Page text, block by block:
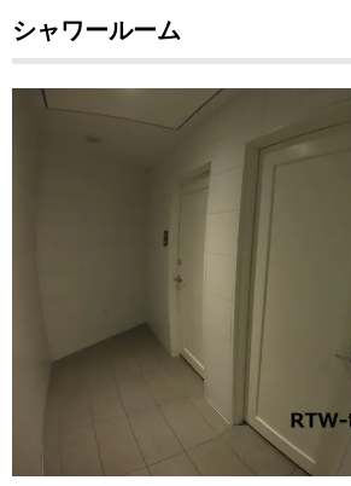
シャワールーム